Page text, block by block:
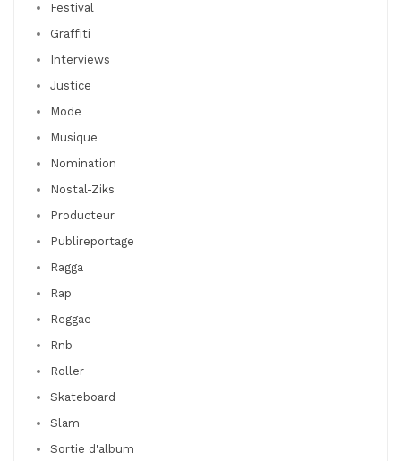
Festival
Graffiti
Interviews
Justice
Mode
Musique
Nomination
Nostal-Ziks
Producteur
Publireportage
Ragga
Rap
Reggae
Rnb
Roller
Skateboard
Slam
Sortie d'album